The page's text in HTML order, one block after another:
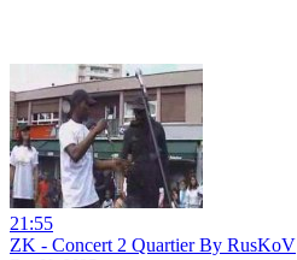
21:55
ZK - Concert 2 Quartier By RusKoV